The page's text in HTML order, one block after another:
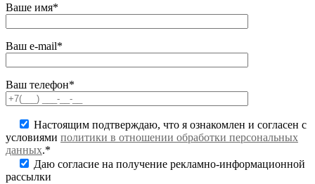
Ваше имя*
Ваш e-mail*
Ваш телефон*
Настоящим подтверждаю, что я ознакомлен и согласен с
условиями политики в отношении обработки персональных
данных.*
Даю согласие на получение рекламно-информационной
рассылки